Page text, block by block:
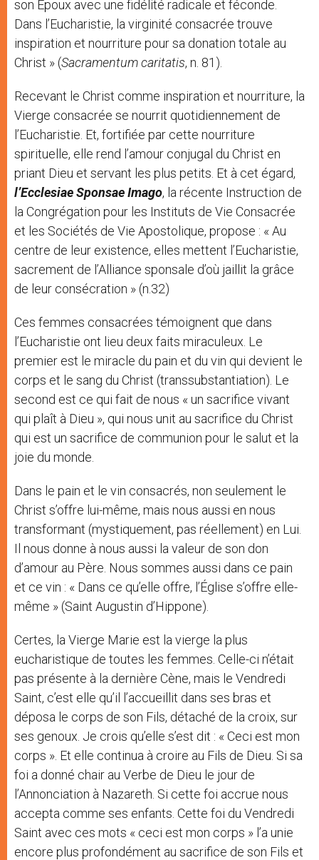
son Époux avec une fidélité radicale et féconde.
Dans l’Eucharistie, la virginité consacrée trouve
inspiration et nourriture pour sa donation totale au
Christ » (Sacramentum caritatis, n. 81).
Recevant le Christ comme inspiration et nourriture, la
Vierge consacrée se nourrit quotidiennement de
l’Eucharistie. Et, fortifiée par cette nourriture
spirituelle, elle rend l’amour conjugal du Christ en
priant Dieu et servant les plus petits. Et à cet égard,
l’Ecclesiae Sponsae Imago, la récente Instruction de
la Congrégation pour les Instituts de Vie Consacrée
et les Sociétés de Vie Apostolique, propose : « Au
centre de leur existence, elles mettent l’Eucharistie,
sacrement de l’Alliance sponsale d’où jaillit la grâce
de leur consécration » (n.32)
Ces femmes consacrées témoignent que dans
l’Eucharistie ont lieu deux faits miraculeux. Le
premier est le miracle du pain et du vin qui devient le
corps et le sang du Christ (transsubstantiation). Le
second est ce qui fait de nous « un sacrifice vivant
qui plaît à Dieu », qui nous unit au sacrifice du Christ
qui est un sacrifice de communion pour le salut et la
joie du monde.
Dans le pain et le vin consacrés, non seulement le
Christ s’offre lui-même, mais nous aussi en nous
transformant (mystiquement, pas réellement) en Lui.
Il nous donne à nous aussi la valeur de son don
d’amour au Père. Nous sommes aussi dans ce pain
et ce vin : « Dans ce qu’elle offre, l’Église s’offre elle-
même » (Saint Augustin d’Hippone).
Certes, la Vierge Marie est la vierge la plus
eucharistique de toutes les femmes. Celle-ci n’était
pas présente à la dernière Cène, mais le Vendredi
Saint, c’est elle qu’il l’accueillit dans ses bras et
déposa le corps de son Fils, détaché de la croix, sur
ses genoux. Je crois qu’elle s’est dit : « Ceci est mon
corps ». Et elle continua à croire au Fils de Dieu. Si sa
foi a donné chair au Verbe de Dieu le jour de
l’Annonciation à Nazareth. Si cette foi accrue nous
accepta comme ses enfants. Cette foi du Vendredi
Saint avec ces mots « ceci est mon corps » l’a unie
encore plus profondément au sacrifice de son Fils et